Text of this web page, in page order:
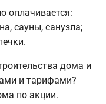
оплачивается:
сауны, санузла;
дома и
и тарифами?
по акции.